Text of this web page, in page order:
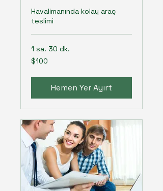
Havalimanında kolay araç
teslimi
1 sa. 30 dk.
$100
ABD
$100
Hemen Yer Ayırt